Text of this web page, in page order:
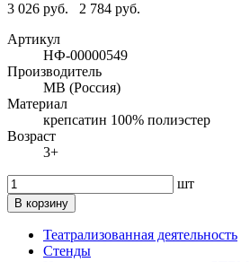
3 026 руб.
2 784 руб.
Артикул
НФ-00000549
Производитель
МВ (Россия)
Материал
крепсатин 100% полиэстер
Возраст
3+
шт
В корзину
Театрализованная деятельность
Стенды